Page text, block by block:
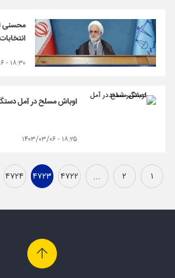
محسنی
۱۸:۳۰ - ۱۴۰۳/۰۳/۰۶
اوباش مسلح در آمل
۱۸:۲۵ - ۱۴۰۳/۰۳/۰۶
۱ ۲ ... ۴۷۲۲ ۴۷۲۳ ۴۷۲۴